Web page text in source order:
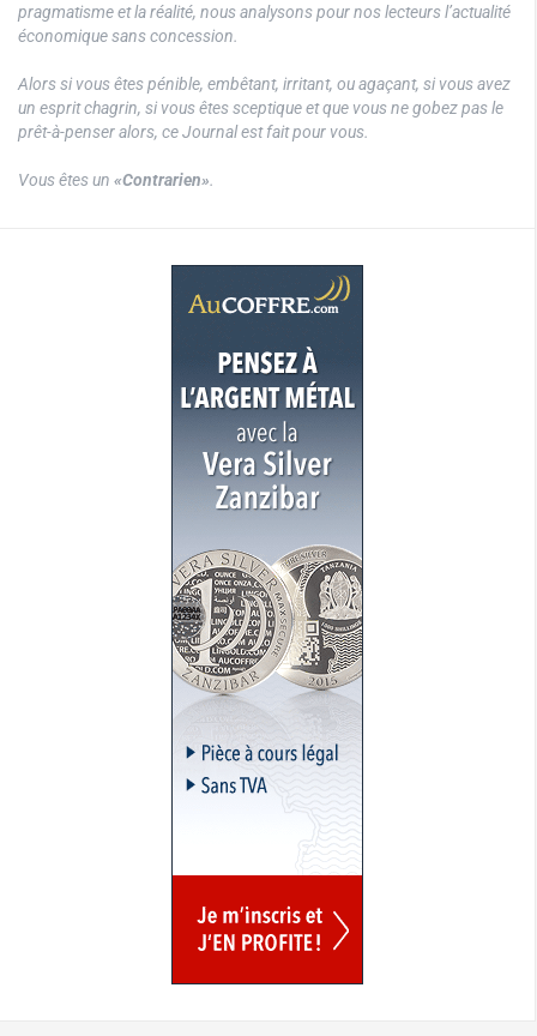
pragmatisme et la réalité, nous analysons pour nos lecteurs l’actualité
économique sans concession.
Alors si vous êtes pénible, embêtant, irritant, ou agaçant, si vous avez
un esprit chagrin, si vous êtes sceptique et que vous ne gobez pas le
prêt-à-penser alors, ce Journal est fait pour vous.
Vous êtes un «Contrarien».